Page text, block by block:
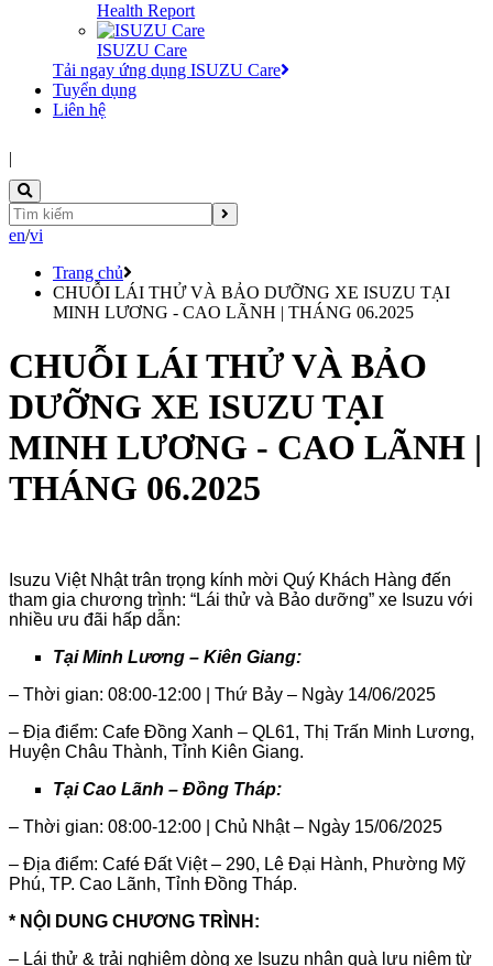
Health Report
ISUZU Care
Tải ngay ứng dụng ISUZU Care
Tuyển dụng
Liên hệ
|
en/vi
Trang chủ
CHUỖI LÁI THỬ VÀ BẢO DƯỠNG XE ISUZU TẠI
MINH LƯƠNG - CAO LÃNH | THÁNG 06.2025
CHUỖI LÁI THỬ VÀ BẢO
DƯỠNG XE ISUZU TẠI
MINH LƯƠNG - CAO LÃNH |
THÁNG 06.2025
Isuzu Việt Nhật trân trọng kính mời Quý Khách Hàng đến
tham gia chương trình: “Lái thử và Bảo dưỡng” xe Isuzu với
nhiều ưu đãi hấp dẫn:
Tại Minh Lương – Kiên Giang:
– Thời gian: 08:00-12:00 | Thứ Bảy – Ngày 14/06/2025
– Địa điểm: Cafe Đồng Xanh – QL61, Thị Trấn Minh Lương,
Huyện Châu Thành, Tỉnh Kiên Giang.
Tại Cao Lãnh – Đồng Tháp:
– Thời gian: 08:00-12:00 | Chủ Nhật – Ngày 15/06/2025
– Địa điểm: Café Đất Việt – 290, Lê Đại Hành, Phường Mỹ
Phú, TP. Cao Lãnh, Tỉnh Đồng Tháp.
* NỘI DUNG CHƯƠNG TRÌNH:
– Lái thử & trải nghiệm dòng xe Isuzu nhận quà lưu niệm từ